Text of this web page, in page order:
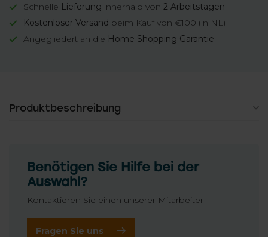
Schnelle Lieferung innerhalb von 2 Arbeitstagen
Kostenloser Versand beim Kauf von €100 (in NL)
Angegliedert an die Home Shopping Garantie
Produktbeschreibung
Benötigen Sie Hilfe bei der
Auswahl?
Kontaktieren Sie einen unserer Mitarbeiter
Fragen Sie uns